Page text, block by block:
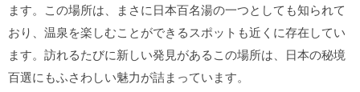
ます。この場所は、まさに日本百名湯の一つとしても知られて
おり、温泉を楽しむことができるスポットも近くに存在してい
ます。訪れるたびに新しい発見があるこの場所は、日本の秘境
百選にもふさわしい魅力が詰まっています。